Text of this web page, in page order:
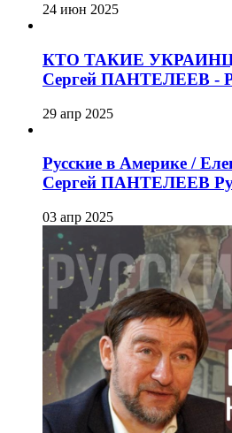
24 июн 2025
КТО ТАКИЕ
Сергей ПАНТЕЛЕЕВ -
29 апр 2025
Русские в Америке /
Сергей ПАНТЕЛЕЕВ
03 апр 2025